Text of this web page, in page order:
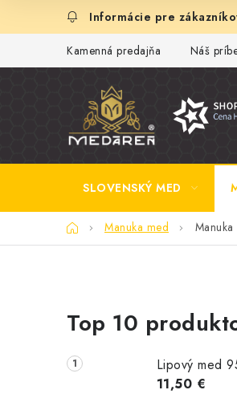
Kamenná predajňa Náš
SLOVENSKÝ MED
DomovManuka med
o
č
Top 10
Lipový med
11,50 €